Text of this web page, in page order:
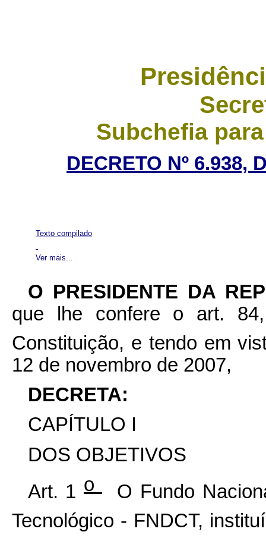
Subchefia
DECRETO Nº 6.938,
Ver mais...
Texto compilado
O PRESIDENTE DA
que lhe confere o art.
Constituição, e tendo em
12 de novembro de 2007,
DECRETA:
CAPÍTULO I
DOS OBJETIVOS
Art. 1o O Fundo
Tecnológico - FNDCT,